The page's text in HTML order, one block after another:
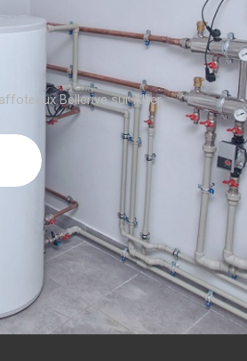
Bellerive sur Allier